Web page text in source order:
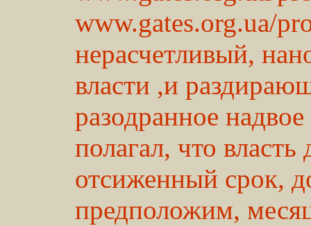
www.gates.org.ua/
нерасчетливый,
власти ,и
разодранное
полагал, что
отсиженный срок,
предположим,